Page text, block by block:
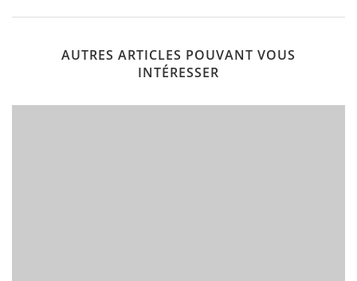
AUTRES ARTICLES POUVANT VOUS
INTÉRESSER